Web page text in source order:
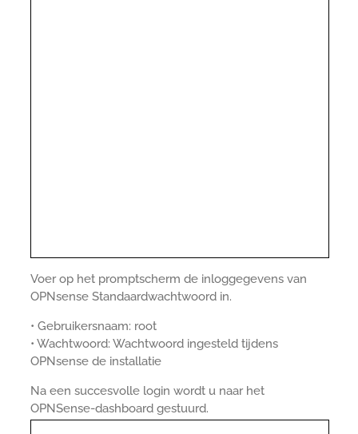
Voer op het promptscherm de inloggegevens van
OPNsense Standaardwachtwoord in.
• Gebruikersnaam: root
• Wachtwoord: Wachtwoord ingesteld tijdens
OPNsense de installatie
Na een succesvolle login wordt u naar het
OPNSense-dashboard gestuurd.